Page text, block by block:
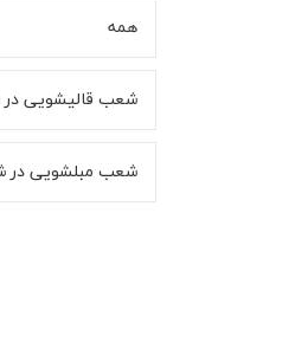
همه
شعب قالیشویی در
شعب مبلشویی در